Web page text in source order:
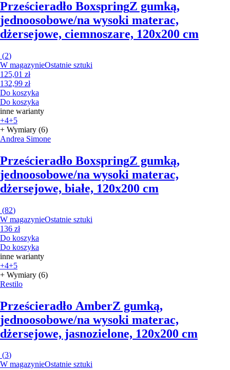
Prześcieradło BoxspringZ gumką,
jednoosobowe/na wysoki materac,
dżersejowe, ciemnoszare, 120x200 cm
(2)
W magazynieOstatnie sztuki
125,01 zł
132,99 zł
Do koszyka
Do koszyka
inne warianty
+4+5
+ Wymiary (6)
Andrea Simone
Prześcieradło BoxspringZ gumką,
jednoosobowe/na wysoki materac,
dżersejowe, białe, 120x200 cm
(82)
W magazynieOstatnie sztuki
136 zł
Do koszyka
Do koszyka
inne warianty
+4+5
+ Wymiary (6)
Restilo
Prześcieradło AmberZ gumką,
jednoosobowe/na wysoki materac,
dżersejowe, jasnozielone, 120x200 cm
(3)
W magazynieOstatnie sztuki